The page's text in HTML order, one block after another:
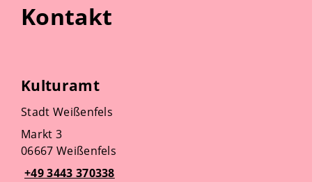
Kontakt
Kulturamt
Stadt Weißenfels
Markt 3
06667 Weißenfels
+49 3443 370338